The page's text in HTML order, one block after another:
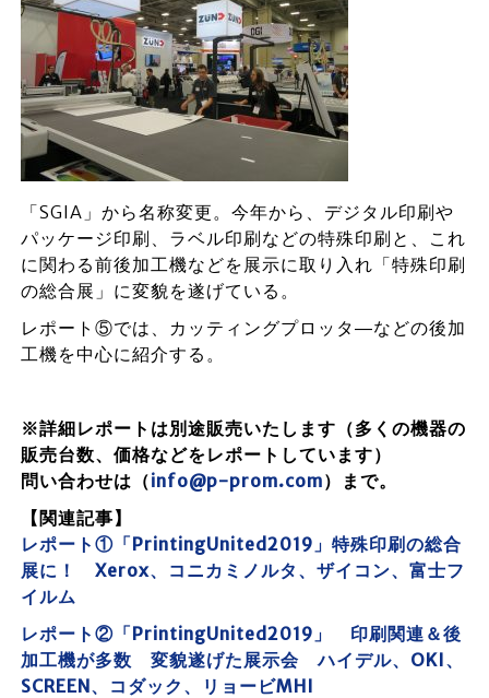
「SGIA」から名称変更。今年から、デジタル印刷や
パッケージ印刷、ラベル印刷などの特殊印刷と、これ
に関わる前後加工機などを展示に取り入れ「特殊印刷
の総合展」に変貌を遂げている。
レポート⑤では、カッティングプロッタ―などの後加
工機を中心に紹介する。
※詳細レポートは別途販売いたします（多くの機器の
販売台数、価格などをレポートしています）
問い合わせは（info@p-prom.com）まで。
【関連記事】
レポート①「PrintingUnited2019」特殊印刷の総合
展に！ Xerox、コニカミノルタ、ザイコン、富士フ
イルム
レポート②「PrintingUnited2019」 印刷関連＆後
加工機が多数 変貌遂げた展示会 ハイデル、OKI、
SCREEN、コダック、リョービMHI